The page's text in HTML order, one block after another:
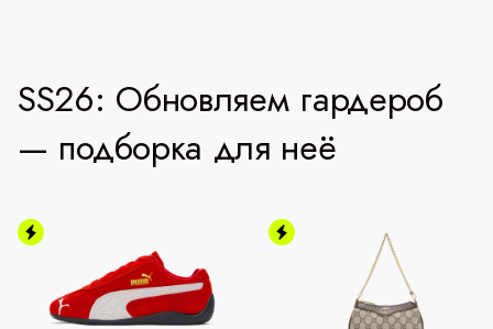
SS26: Обновляем гардероб
— подборка для неё